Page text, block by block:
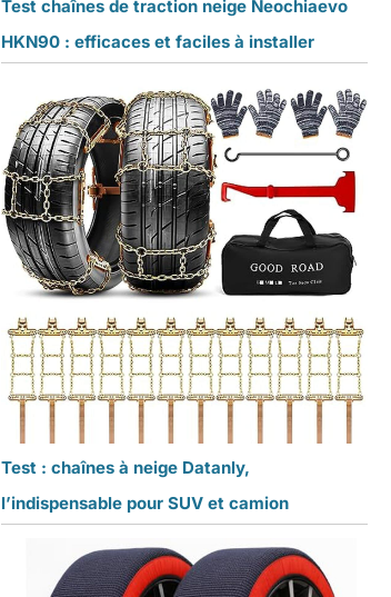
Test chaînes de traction neige Neochiaevo
HKN90 : efficaces et faciles à installer
Test : chaînes à neige Datanly,
l’indispensable pour SUV et camion